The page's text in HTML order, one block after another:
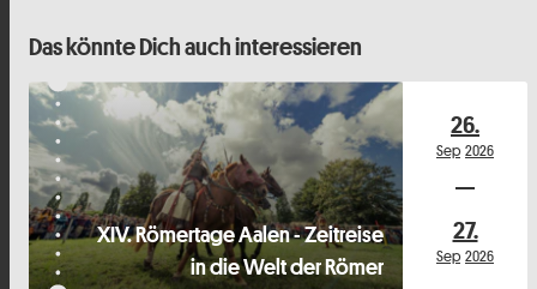
Das könnte Dich auch interessieren
XIV. Römertage Aalen - Zeitreise
in die Welt der Römer
26.
Sep 2026
27.
Sep 2026